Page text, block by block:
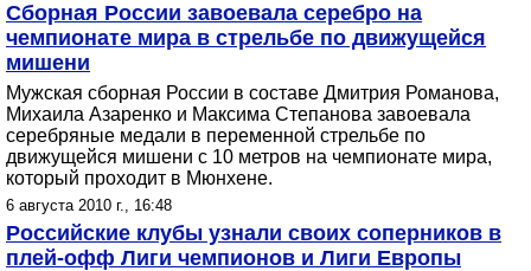
Сборная России завоевала серебро на
чемпионате мира в стрельбе по движущейся
мишени
Мужская сборная России в составе Дмитрия Романова,
Михаила Азаренко и Максима Степанова завоевала
серебряные медали в переменной стрельбе по
движущейся мишени с 10 метров на чемпионате мира,
который проходит в Мюнхене.
6 августа 2010 г., 16:48
Российские клубы узнали своих соперников в
плей-офф Лиги чемпионов и Лиги Европы